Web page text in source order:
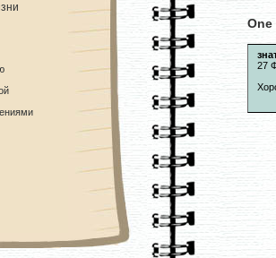
One
27